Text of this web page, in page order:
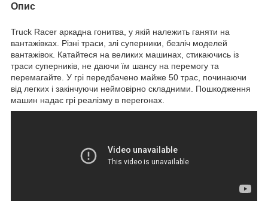
Опис
Truck Racer аркадна гонитва, у якій належить ганяти на
вантажівках. Різні траси, злі суперники, безліч моделей
вантажівок. Катайтеся на великих машинах, стикаючись із
траси суперників, не даючи їм шансу на перемогу та
перемагайте. У грі передбачено майже 50 трас, починаючи
від легких і закінчуючи неймовірно складними. Пошкодження
машин надає грі реалізму в перегонах.